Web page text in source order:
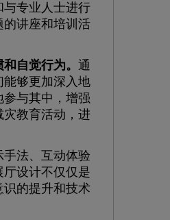
专业人士进行
讲座和培训活
自觉行为。 通
够更加深入地
与其中，增强
教育活动，进
法、互动体验
设计不仅仅是
识的提升和技术